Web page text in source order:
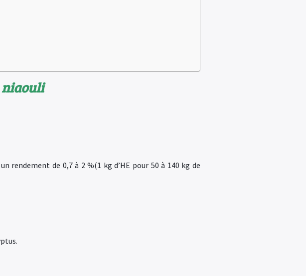
niaouli
de 0,7 à 2 %(1 kg d’HE pour 50 à 140 kg de